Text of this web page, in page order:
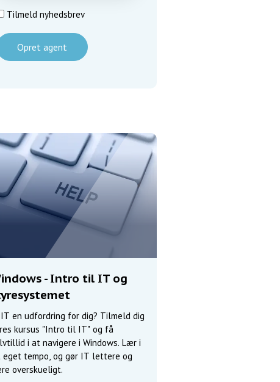
Tilmeld nyhedsbrev
Opret agent
- Intro til IT og
en udfordring for dig? Tilmeld dig
kursus "Intro til IT" og få
i at navigere i Windows. Lær i
eget tempo, og gør IT lettere og
overskueligt.